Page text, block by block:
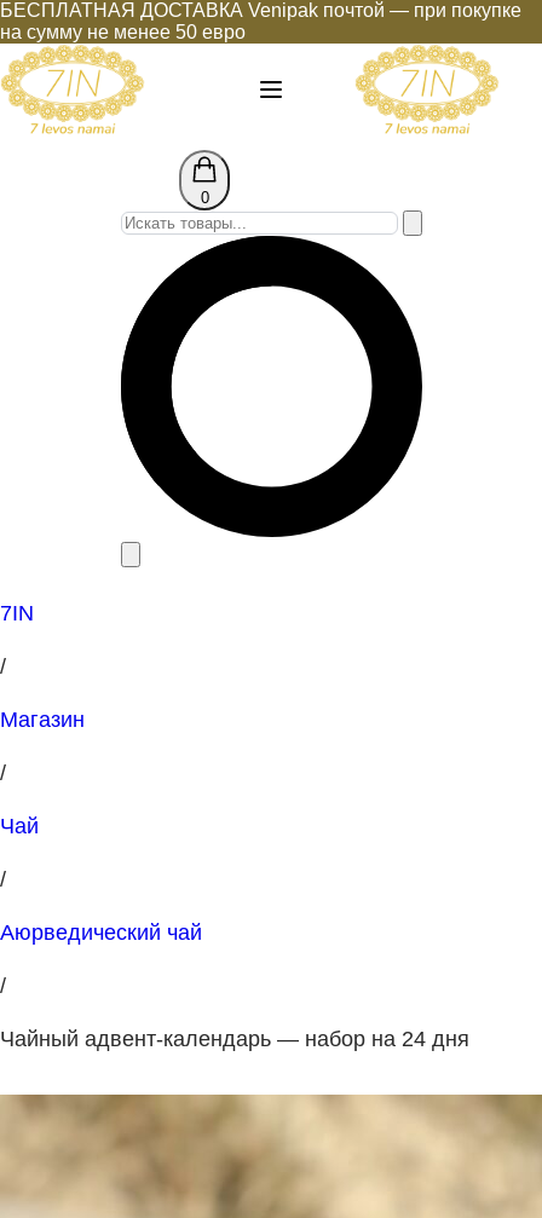
БЕСПЛАТНАЯ ДОСТАВКА Venipak почтой — при покупке
на сумму не менее 50 евро
0
7IN
/
Магазин
/
Чай
/
Аюрведический чай
/
Чайный адвент-календарь — набор на 24 дня